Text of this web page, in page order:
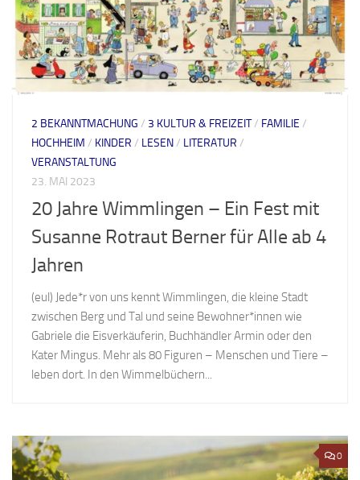
2 BEKANNTMACHUNG / 3 KULTUR & FREIZEIT/ FAMILIE /
HOCHHEIM / KINDER / LESEN/ LITERATUR /
VERANSTALTUNG
23. MAI 2023
20 Jahre Wimmlingen – Ein Fest mit
Susanne Rotraut Berner für Alle ab 4
Jahren
(eul) Jede*r von uns kennt Wimmlingen, die kleine Stadt
zwischen Berg und Tal und seine Bewohner*innen wie
Gabriele die Eisverkäuferin, Buchhändler Armin oder den
Kater Mingus. Mehr als 80 Figuren – Menschen und Tiere –
leben dort. In den Wimmelbüchern...
0